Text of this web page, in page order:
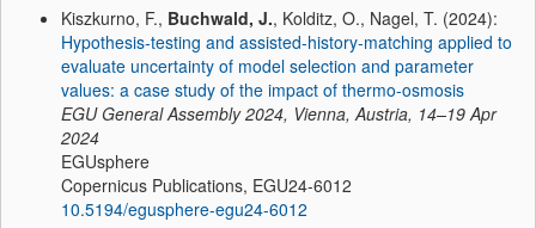
Kiszkurno, F., Buchwald, J., Kolditz, O., Nagel, T. (2024):
Hypothesis-testing and assisted-history-matching applied to
evaluate uncertainty of model selection and parameter
values: a case study of the impact of thermo-osmosis
EGU General Assembly 2024, Vienna, Austria, 14–19 Apr
2024
EGUsphere
Copernicus Publications, EGU24-6012
10.5194/egusphere-egu24-6012